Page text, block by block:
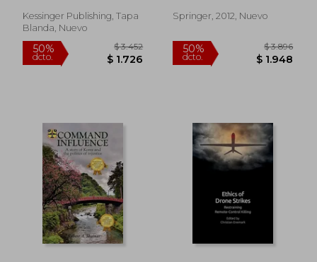
50%
dcto.
50%
dcto.
Kessinger Publishing, Tapa
Blanda, Nuevo
Springer, 2012, Nuevo